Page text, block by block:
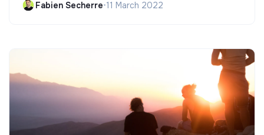
Fabien Secherre•11 March 2022